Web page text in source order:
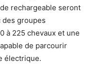
rechargeable seront
des groupes
à 225 chevaux et une
de parcourir
électrique.